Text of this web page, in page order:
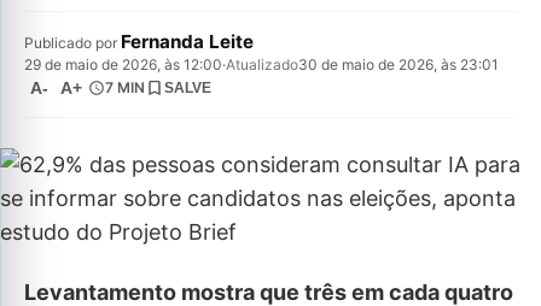
Publicado por Fernanda Leite
29 de maio de 2026, às 12:00·Atualizado30 de maio de 2026, às 23:01
A- A+ 7 MIN SALVE
Levantamento mostra que três em cada quatro